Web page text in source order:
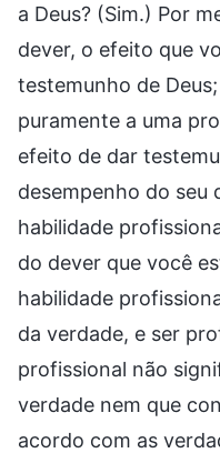
a Deus? (Sim.) Por
dever, o efeito que
testemunho de
puramente a uma
efeito de dar
desempenho do seu
habilidade
do dever que você
habilidade
da verdade, e ser
profissional não
verdade nem que
acordo com as